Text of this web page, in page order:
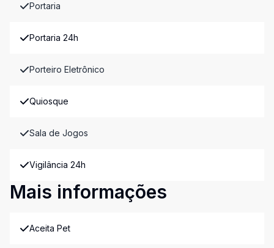
Portaria
Portaria 24h
Porteiro Eletrônico
Quiosque
Sala de Jogos
Vigilância 24h
Mais informações
Aceita Pet